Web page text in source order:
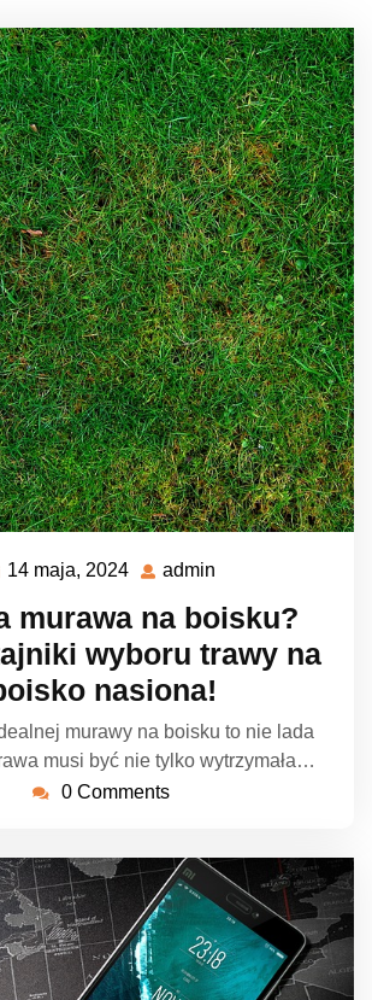
14 maja, 2024 14
2024
admin
murawa na boisku?
wyboru trawy na
nasiona!
murawy na boisku to nie lada
musi być nie tylko wytrzymała…
0 Comments